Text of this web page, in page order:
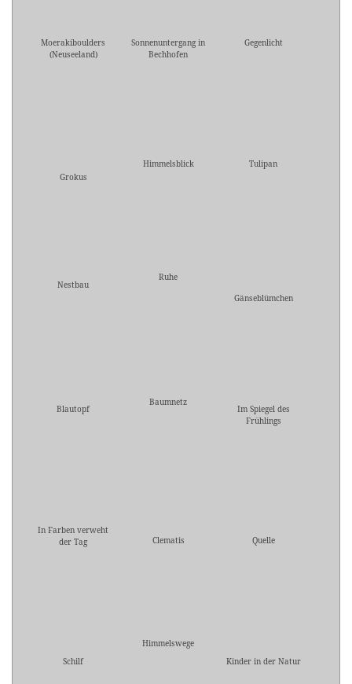
Moerakiboulders
(Neuseeland)
Sonnenuntergang in
Bechhofen
Gegenlicht
Grokus
Himmelsblick Tulipan
Nestbau
Ruhe
Gänseblümchen
Blautopf
Baumnetz
Im Spiegel des
Frühlings
In Farben verweht
der Tag
Clematis Quelle
Schilf
Himmelswege
Kinder in der Natur